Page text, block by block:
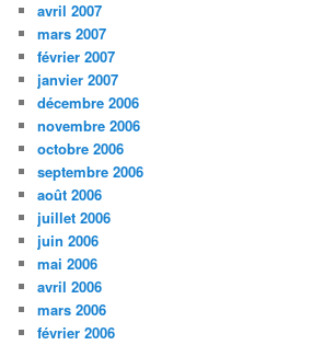
avril 2007
mars 2007
février 2007
janvier 2007
décembre 2006
novembre 2006
octobre 2006
septembre 2006
août 2006
juillet 2006
juin 2006
mai 2006
avril 2006
mars 2006
février 2006